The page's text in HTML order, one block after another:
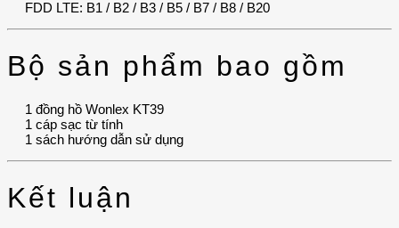
FDD LTE: B1 / B2 / B3 / B5 / B7 / B8 / B20
Bộ sản phẩm bao gồm
1 đồng hồ Wonlex KT39
1 cáp sạc từ tính
1 sách hướng dẫn sử dụng
Kết luận